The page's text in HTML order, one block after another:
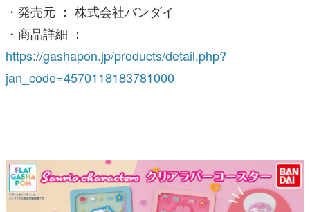
・発売元 ： 株式会社バンダイ
・商品詳細 ：
https://gashapon.jp/products/detail.php?
jan_code=4570118183781000